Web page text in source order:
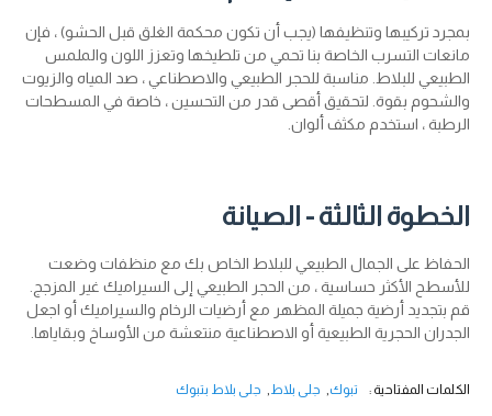
بمجرد تركيبها وتنظيفها (يجب أن تكون محكمة الغلق قبل الحشو) ، فإن
مانعات التسرب الخاصة بنا تحمي من تلطيخها وتعزز اللون والملمس
الطبيعي للبلاط. مناسبة للحجر الطبيعي والاصطناعي ، صد المياه والزيوت
والشحوم بقوة. لتحقيق أقصى قدر من التحسين ، خاصة في المسطحات
الرطبة ، استخدم مكثف ألوان.
الخطوة الثالثة - الصيانة
الحفاظ على الجمال الطبيعي للبلاط الخاص بك مع منظفات وضعت
للأسطح الأكثر حساسية ، من الحجر الطبيعي إلى السيراميك غير المزجج.
قم بتجديد أرضية جميلة المظهر مع أرضيات الرخام والسيراميك أو اجعل
الجدران الحجرية الطبيعية أو الاصطناعية منتعشة من الأوساخ وبقاياها.
الكلمات المفتاحية : تبوك جلي بلاط جلي بلاط بتبوك